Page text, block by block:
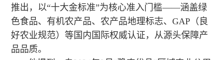
推出，以“十大金标准”为核心准入门槛——涵盖绿
色食品、有机农产品、农产品地理标志、GAP（良
好农业规范）等国内国际权威认证，从源头保障产
品品质。